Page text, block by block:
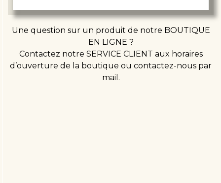
Une question sur un produit de notre BOUTIQUE
EN LIGNE ?
Contactez notre SERVICE CLIENT aux horaires
d’ouverture de la boutique ou contactez-nous par
mail.